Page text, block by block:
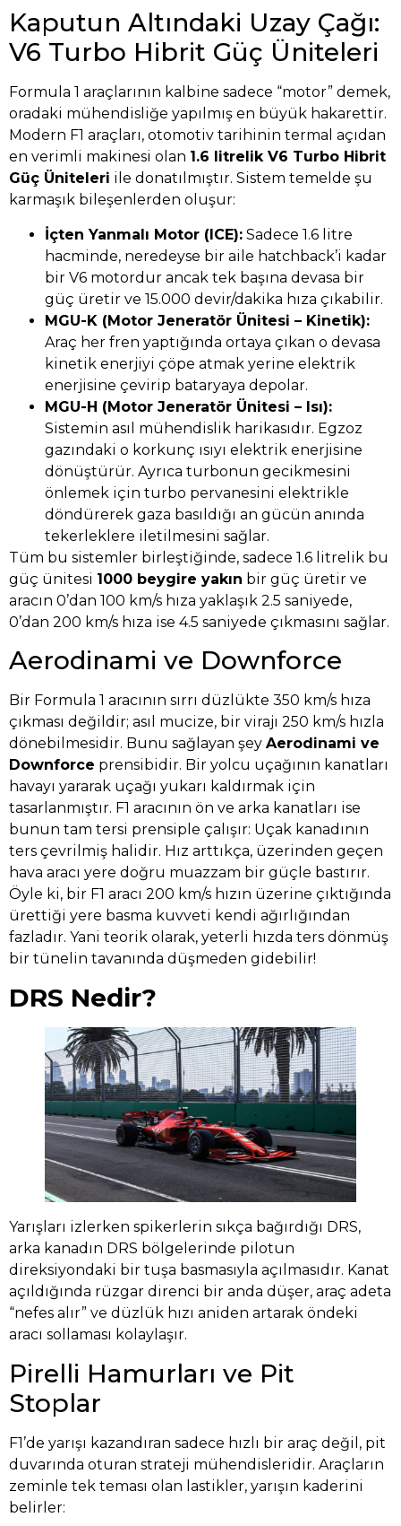
Kaputun Altındaki Uzay Çağı:
V6 Turbo Hibrit Güç Üniteleri
Formula 1 araçlarının kalbine sadece “motor” demek,
oradaki mühendisliğe yapılmış en büyük hakarettir.
Modern F1 araçları, otomotiv tarihinin termal açıdan
en verimli makinesi olan 1.6 litrelik V6 Turbo Hibrit
Güç Üniteleri ile donatılmıştır. Sistem temelde şu
karmaşık bileşenlerden oluşur:
İçten Yanmalı Motor (ICE): Sadece 1.6 litre
hacminde, neredeyse bir aile hatchback’i kadar
bir V6 motordur ancak tek başına devasa bir
güç üretir ve 15.000 devir/dakika hıza çıkabilir.
MGU-K (Motor Jeneratör Ünitesi – Kinetik):
Araç her fren yaptığında ortaya çıkan o devasa
kinetik enerjiyi çöpe atmak yerine elektrik
enerjisine çevirip bataryaya depolar.
MGU-H (Motor Jeneratör Ünitesi – Isı):
Sistemin asıl mühendislik harikasıdır. Egzoz
gazındaki o korkunç ısıyı elektrik enerjisine
dönüştürür. Ayrıca turbonun gecikmesini
önlemek için turbo pervanesini elektrikle
döndürerek gaza basıldığı an gücün anında
tekerleklere iletilmesini sağlar.
Tüm bu sistemler birleştiğinde, sadece 1.6 litrelik bu
güç ünitesi 1000 beygire yakın bir güç üretir ve
aracın 0’dan 100 km/s hıza yaklaşık 2.5 saniyede,
0’dan 200 km/s hıza ise 4.5 saniyede çıkmasını sağlar.
Aerodinami ve Downforce
Bir Formula 1 aracının sırrı düzlükte 350 km/s hıza
çıkması değildir; asıl mucize, bir virajı 250 km/s hızla
dönebilmesidir. Bunu sağlayan şey Aerodinami ve
Downforce prensibidir. Bir yolcu uçağının kanatları
havayı yararak uçağı yukarı kaldırmak için
tasarlanmıştır. F1 aracının ön ve arka kanatları ise
bunun tam tersi prensiple çalışır: Uçak kanadının
ters çevrilmiş halidir. Hız arttıkça, üzerinden geçen
hava aracı yere doğru muazzam bir güçle bastırır.
Öyle ki, bir F1 aracı 200 km/s hızın üzerine çıktığında
ürettiği yere basma kuvveti kendi ağırlığından
fazladır. Yani teorik olarak, yeterli hızda ters dönmüş
bir tünelin tavanında düşmeden gidebilir!
DRS Nedir?
Yarışları izlerken spikerlerin sıkça bağırdığı DRS,
arka kanadın DRS bölgelerinde pilotun
direksiyondaki bir tuşa basmasıyla açılmasıdır. Kanat
açıldığında rüzgar direnci bir anda düşer, araç adeta
“nefes alır” ve düzlük hızı aniden artarak öndeki
aracı sollaması kolaylaşır.
Pirelli Hamurları ve Pit
Stoplar
F1’de yarışı kazandıran sadece hızlı bir araç değil, pit
duvarında oturan strateji mühendisleridir. Araçların
zeminle tek teması olan lastikler, yarışın kaderini
belirler: